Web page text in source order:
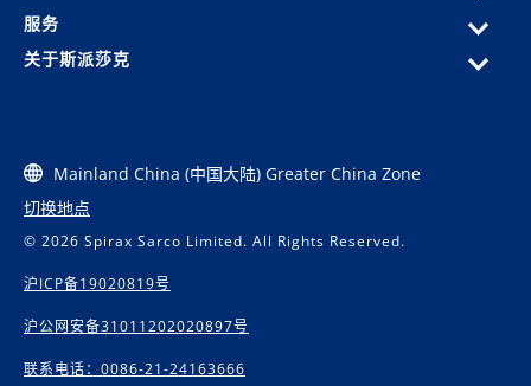
服务
关于斯派莎克
Mainland China (中国大陆) Greater China Zone
切换地点
© 2026 Spirax Sarco Limited. All Rights Reserved.
沪ICP备19020819号
沪公网安备31011202020897号
联系电话：0086-21-24163666